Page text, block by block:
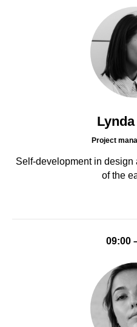
Project
Self-development in
of the
09:00